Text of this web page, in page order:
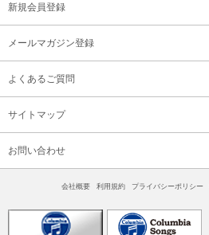
新規会員登録
メールマガジン登録
よくあるご質問
サイトマップ
お問い合わせ
会社概要 利用規約 プライバシーポリシー